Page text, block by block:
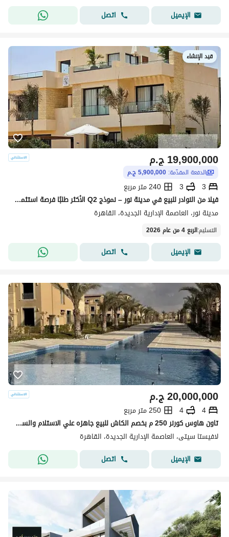
الإيميل
اتصل
قيد الإنشاء
ج.م19,900,000
الدفعة المقدّمة: 5,900,000 ج.م
3
3
240 متر مربع
فيلا من النوادر للبيع في مدينة نور – نموذج Q2 الأكثر طلبًا فرصة استثمارية وسكنية مميزة أقساط ممتدة حتى 15 سنة – أوفر استثنائي للبيع السريع
مدينة نور، العاصمة الإدارية الجديدة، القاهرة
التسليم:الربع 4 من عام 2026
الإيميل اتصل
ج.م20,000,000
4
4
250 متر مربع
تاون هاوس كورنر 250 م بخصم الكاش للبيع جاهزه علي الاستلام والسكن متشطبه بالكامل في قلب العاصمة الادارية الجديده بكمبوند لافيستا سيتي
لافيستا سيتى، العاصمة الإدارية الجديدة، القاهرة
الإيميل
اتصل